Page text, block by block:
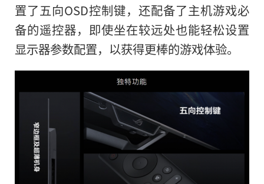
置了五向OSD控制键，还配备了主机游戏必
备的遥控器，即使坐在较远处也能轻松设置
显示器参数配置，以获得更棒的游戏体验。